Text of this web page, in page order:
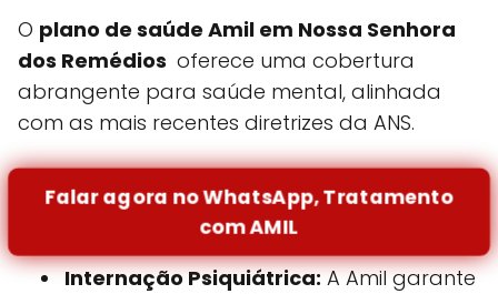
O plano de saúde Amil em Nossa Senhora
dos Remédios oferece uma cobertura
abrangente para saúde mental, alinhada
com as mais recentes diretrizes da ANS.
Falar agora no WhatsApp, Tratamento
com AMIL
Internação Psiquiátrica:A Amil garante